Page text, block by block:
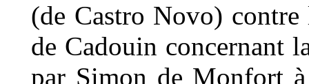
(de Castro Novo) contre
de Cadouin concernant
par Simon de Monfort